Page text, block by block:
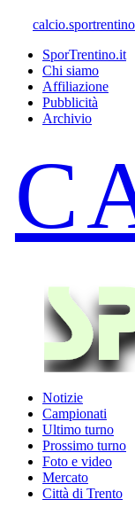
SporTrentino.it
Chi siamo
Affiliazione
Pubblicità
Archivio
Notizie
Campionati
Ultimo turno
Prossimo turno
Foto e video
Mercato
Città di Trento